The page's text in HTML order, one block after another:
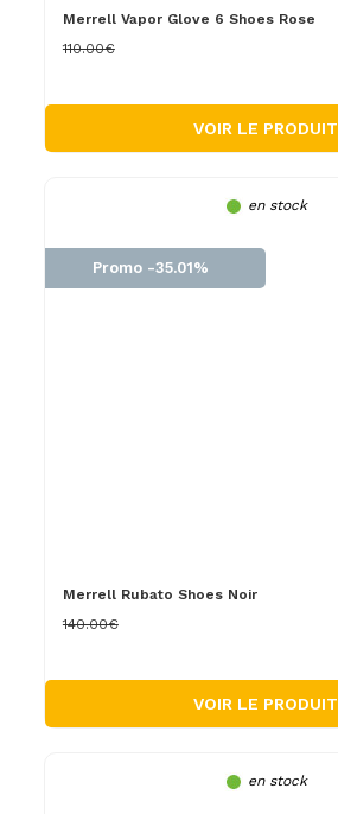
Merrell Vapor Glove 6 Shoes Rose
110.00€
VOIR LE PRODUIT
en stock
Promo -35.01%
Merrell Rubato Shoes Noir
140.00€
VOIR LE PRODUIT
en stock